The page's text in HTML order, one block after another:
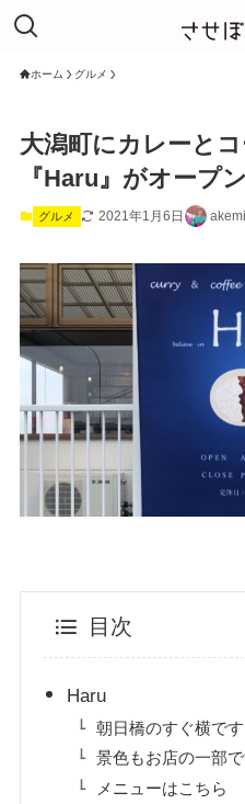
ホーム グルメ
大潟町にカレーと
『Haru』がオープ
グルメ 2021年1月6日 akemi
目次
Haru
朝日橋のすぐ横です
景色もお店の一部
メニューはこちら